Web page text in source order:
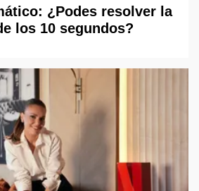
¿Podes resolver la
los 10 segundos?